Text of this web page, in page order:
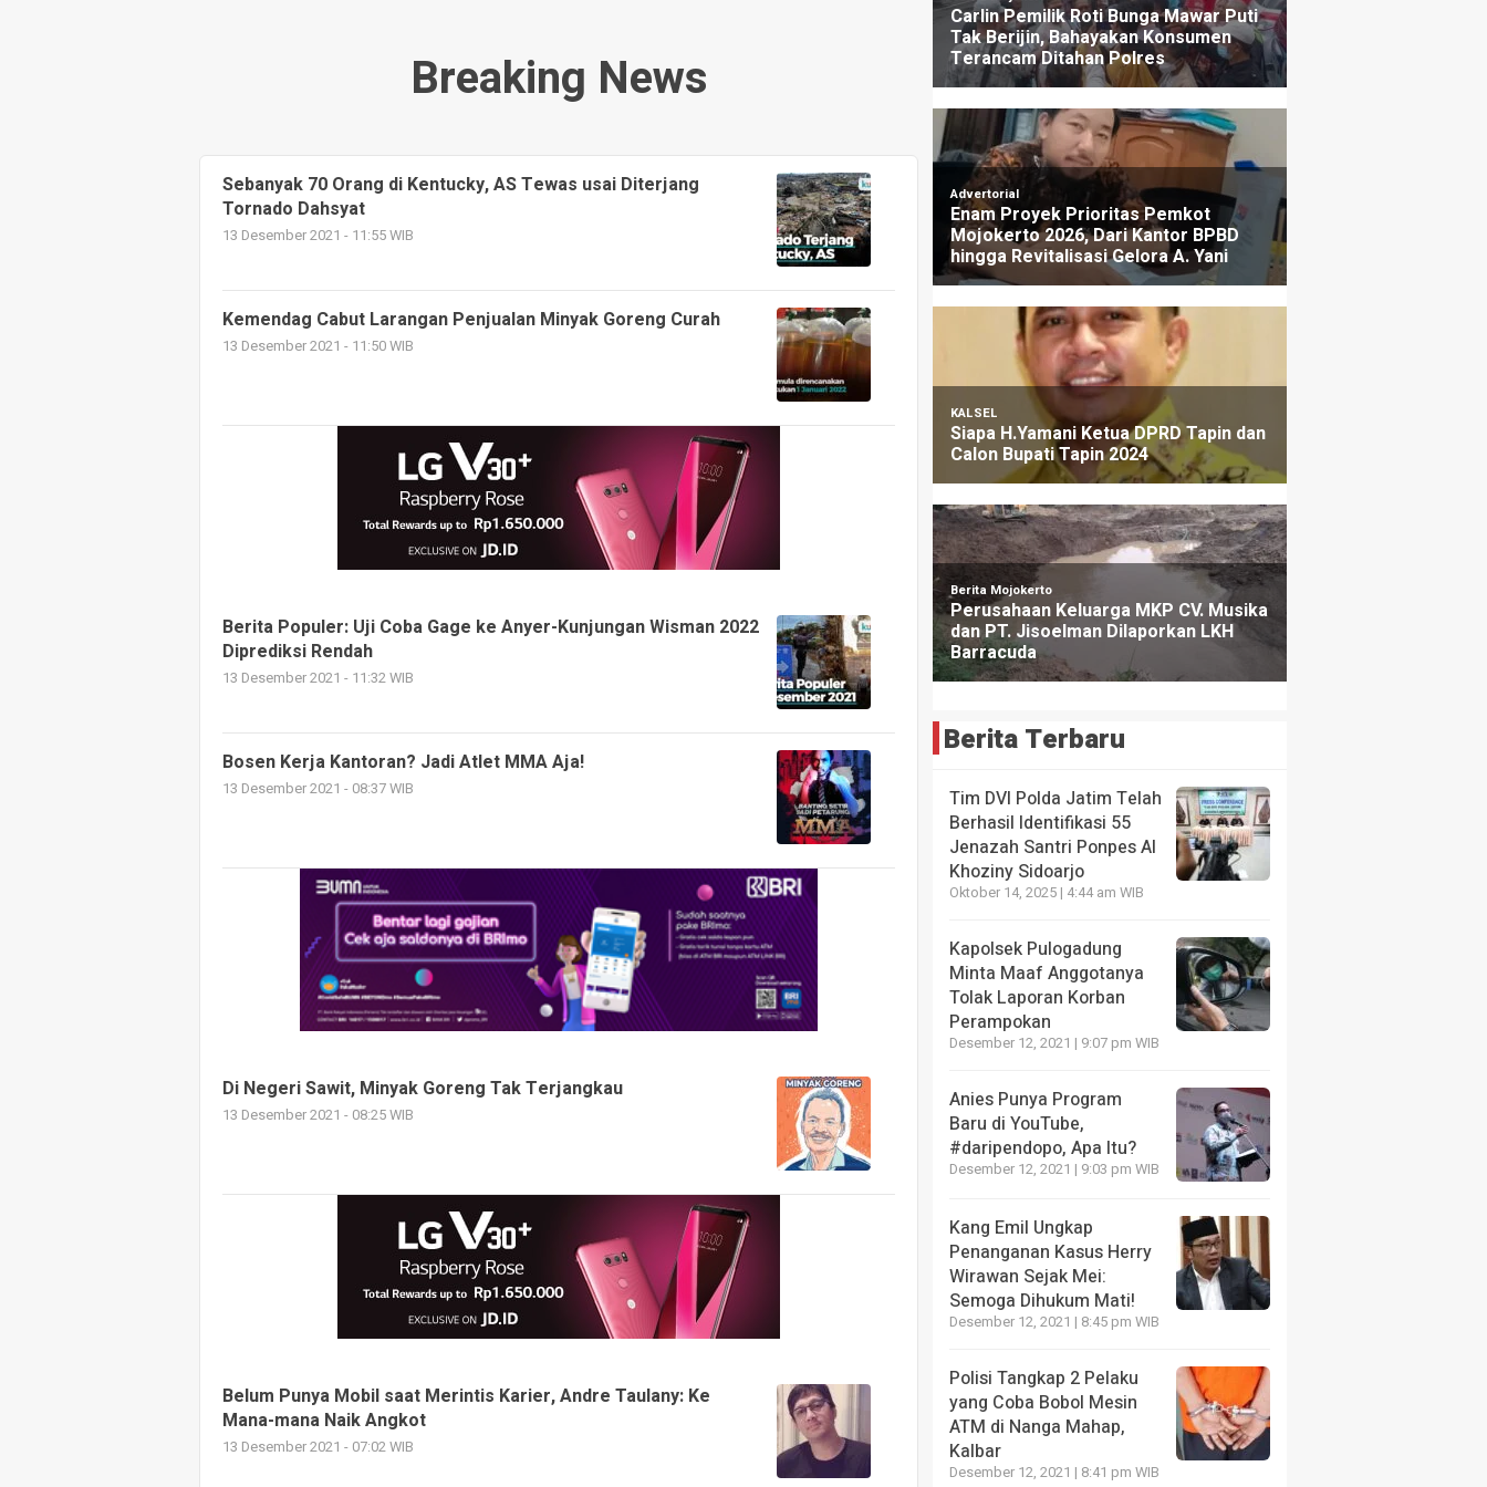
Breaking News
Sebanyak 70 Orang di Kentucky, AS Tewas usai Diterjang
Tornado Dahsyat
13 Desember 2021 - 11:55 WIB
Kemendag Cabut Larangan Penjualan Minyak Goreng Curah
13 Desember 2021 - 11:50 WIB
Berita Populer: Uji Coba Gage ke Anyer-Kunjungan Wisman 2022
Diprediksi Rendah
13 Desember 2021 - 11:32 WIB
Bosen Kerja Kantoran? Jadi Atlet MMA Aja!
13 Desember 2021 - 08:37 WIB
Di Negeri Sawit, Minyak Goreng Tak Terjangkau
13 Desember 2021 - 08:25 WIB
Belum Punya Mobil saat Merintis Karier, Andre Taulany: Ke
Mana-mana Naik Angkot
13 Desember 2021 - 07:02 WIB
Berita Terbaru
Tim DVI Polda Jatim Telah
Berhasil Identifikasi 55
Jenazah Santri Ponpes Al
Khoziny Sidoarjo
Oktober 14, 2025 | 4:44 am WIB
Kapolsek Pulogadung
Minta Maaf Anggotanya
Tolak Laporan Korban
Perampokan
Desember 12, 2021 | 9:07 pm WIB
Anies Punya Program
Baru di YouTube,
#daripendopo, Apa Itu?
Desember 12, 2021 | 9:03 pm WIB
Kang Emil Ungkap
Penanganan Kasus Herry
Wirawan Sejak Mei:
Semoga Dihukum Mati!
Desember 12, 2021 | 8:45 pm WIB
Polisi Tangkap 2 Pelaku
yang Coba Bobol Mesin
ATM di Nanga Mahap,
Kalbar
Desember 12, 2021 | 8:41 pm WIB